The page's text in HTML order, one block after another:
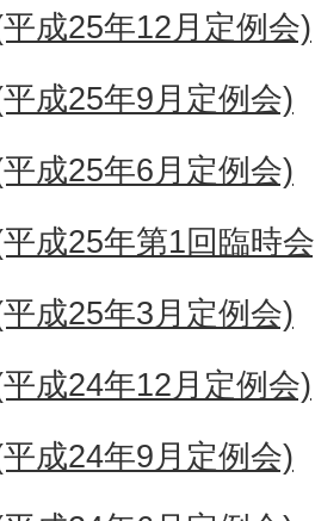
成25年12月定例会)
成25年9月定例会)
成25年6月定例会)
成25年第1回臨時
成25年3月定例会)
成24年12月定例会)
成24年9月定例会)